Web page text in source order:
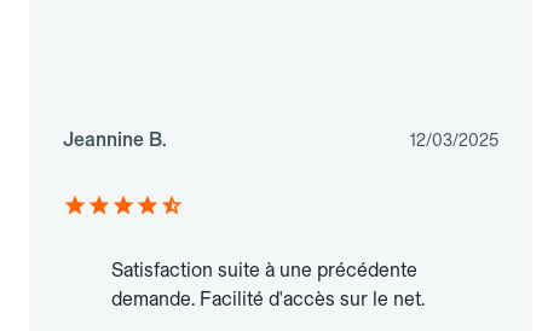
Jeannine B. 12/03/2025
Satisfaction suite à une précédente
demande. Facilité d'accès sur le net.